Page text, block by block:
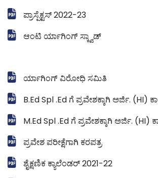
ಪ್ರಾಸ್ಪೆಕ್ಟಸ್ 2022-23
ಆಂಟಿ ರ್ಯಾಗಿಂಗ್ ಸ್ಕ್ವಾಡ್
ರ್ಯಾಗಿಂಗ್ ವಿರೋಧಿ ಸಮಿತಿ
B.Ed Spl .Ed ಗೆ ಪ್ರವೇಶಕ್ಕಾಗಿ ಅರ್ಜಿ. (HI)
M.Ed Spl .Ed ಗೆ ಪ್ರವೇಶಕ್ಕಾಗಿ ಅರ್ಜಿ. (HI)
ಪ್ರವೇಶ ಪರೀಕ್ಷೆಗಾಗಿ ಕರಪತ್ರ
ಶೈಕ್ಷಣಿಕ ಕ್ಯಾಲೆಂಡರ್ 2021-22